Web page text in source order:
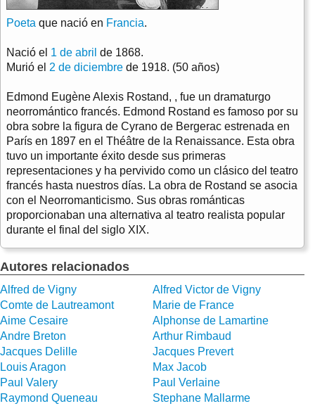
Poeta que nació en Francia.
Nació el 1 de abril de 1868.
Murió el 2 de diciembre de 1918. (50 años)
Edmond Eugène Alexis Rostand, , fue un dramaturgo
neorromántico francés. Edmond Rostand es famoso por su
obra sobre la figura de Cyrano de Bergerac estrenada en
París en 1897 en el Théâtre de la Renaissance. Esta obra
tuvo un importante éxito desde sus primeras
representaciones y ha pervivido como un clásico del teatro
francés hasta nuestros días. La obra de Rostand se asocia
con el Neorromanticismo. Sus obras románticas
proporcionaban una alternativa al teatro realista popular
durante el final del siglo XIX.
Autores relacionados
Alfred de Vigny
Alfred Victor de Vigny
Comte de Lautreamont
Marie de France
Aime Cesaire
Alphonse de Lamartine
Andre Breton
Arthur Rimbaud
Jacques Delille
Jacques Prevert
Louis Aragon
Max Jacob
Paul Valery
Paul Verlaine
Raymond Queneau
Stephane Mallarme